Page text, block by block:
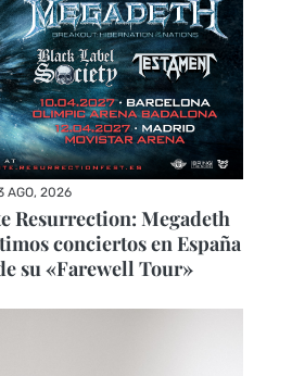
AGO, 2026
Resurrection: Megadeth
conciertos en España
su «Farewell Tour»